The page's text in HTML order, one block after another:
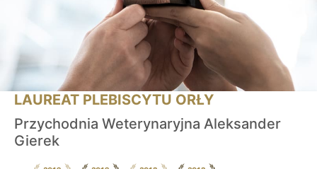
LAUREAT PLEBISCYTU ORŁY
Przychodnia Weterynaryjna Aleksander
Gierek